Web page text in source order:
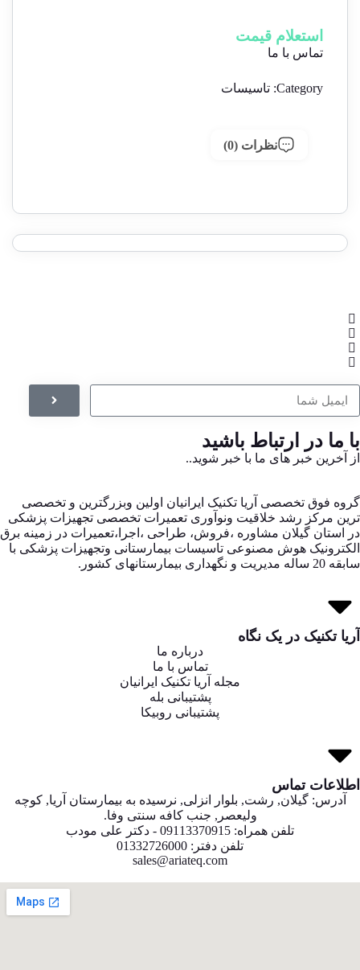
استعلام قیمت
تماس با ما
Category: تاسیسات
نظرات (0)
با ما در ارتباط باشید
از آخرین خبر های ما با خبر شوید..
گروه فوق تخصصی آریا تکنیک ایرانیان اولین وبزرگترین و تخصصی
ترین مرکز رشد خلاقیت ونوآوری تعمیرات تخصصی تجهیزات پزشکی
در استان گیلان مشاوره ،فروش، طراحی ،اجرا،تعمیرات در زمینه برق
الکترونیک هوش مصنوعی تاسیسات بیمارستانی وتجهیزات پزشکی با
سابقه 20 ساله مدیریت و نگهداری بیمارستانهای کشور.
آریا تکنیک در یک نگاه
درباره ما
تماس با ما
مجله آریا تکنیک ایرانیان
پشتیبانی بله
پشتیبانی روبیکا
اطلاعات تماس
آدرس: گیلان, رشت, بلوار انزلی, نرسیده به بیمارستان آریا, کوچه
ولیعصر, جنب کافه سنتی وفا.
تلفن همراه: 09113370915 - دکتر علی مودب
تلفن دفتر: 01332726000
sales@ariateq.com